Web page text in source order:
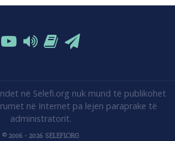
në Selefi.org nuk mund të publikohet
në Internet pa lejen paraprake të
administratorit.
© 2006 - 2026 SELEFI.ORG